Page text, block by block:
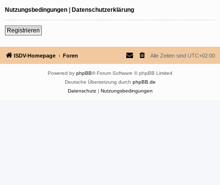
Nutzungsbedingungen | Datenschutzerklärung
Registrieren
ISDV-Homepage Foren Alle Zeiten sind UTC+02:00
Powered by phpBB® Forum Software © phpBB Limited
Deutsche Übersetzung durch phpBB.de
Datenschutz| Nutzungsbedingungen